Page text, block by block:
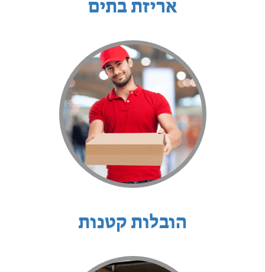
אריזת בתים
הובלות קטנות